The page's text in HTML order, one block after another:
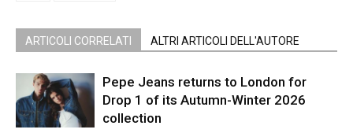
ARTICOLI CORRELATI ALTRI ARTICOLI DELL'AUTORE
Pepe Jeans returns to London for
Drop 1 of its Autumn-Winter 2026
collection